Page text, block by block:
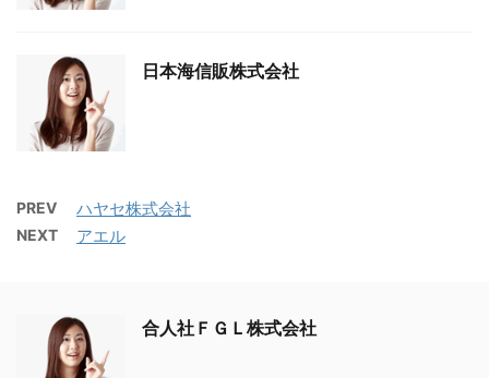
日本海信販株式会社
PREV ハヤセ株式会社
NEXT アエル
合人社ＦＧＬ株式会社